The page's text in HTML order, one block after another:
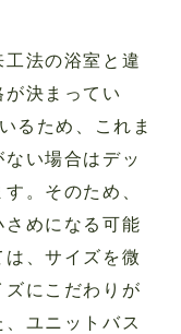
法の浴室と違
決まってい
るため、これま
い場合はデッ
。そのため、
さめになる可能
、サイズを微
にこだわりが
ユニットバス